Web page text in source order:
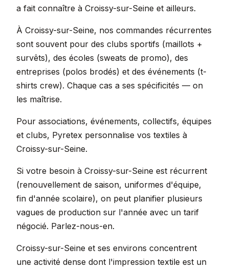
a fait connaître à Croissy-sur-Seine et ailleurs.
À Croissy-sur-Seine, nos commandes récurrentes
sont souvent pour des clubs sportifs (maillots +
survêts), des écoles (sweats de promo), des
entreprises (polos brodés) et des événements (t-
shirts crew). Chaque cas a ses spécificités — on
les maîtrise.
Pour associations, événements, collectifs, équipes
et clubs, Pyretex personnalise vos textiles à
Croissy-sur-Seine.
Si votre besoin à Croissy-sur-Seine est récurrent
(renouvellement de saison, uniformes d'équipe,
fin d'année scolaire), on peut planifier plusieurs
vagues de production sur l'année avec un tarif
négocié. Parlez-nous-en.
Croissy-sur-Seine et ses environs concentrent
une activité dense dont l'impression textile est un